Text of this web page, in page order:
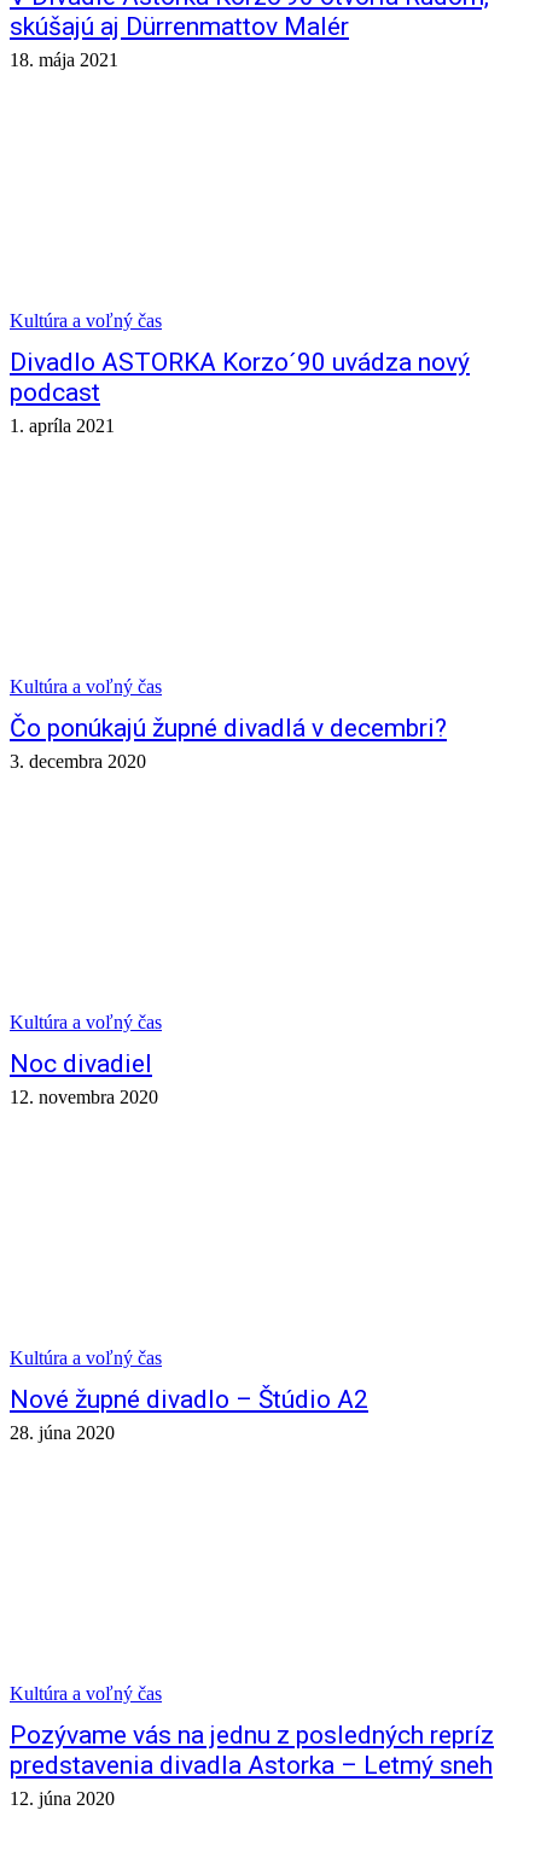
skúšajú aj Dürrenmattov Malér
18. mája 2021
Kultúra a voľný čas
Divadlo ASTORKA Korzo´90 uvádza nový
podcast
1. apríla 2021
Kultúra a voľný čas
Čo ponúkajú župné divadlá v decembri?
3. decembra 2020
Kultúra a voľný čas
Noc divadiel
12. novembra 2020
Kultúra a voľný čas
Nové župné divadlo – Štúdio A2
28. júna 2020
Kultúra a voľný čas
Pozývame vás na jednu z posledných repríz
predstavenia divadla Astorka – Letmý sneh
12. júna 2020